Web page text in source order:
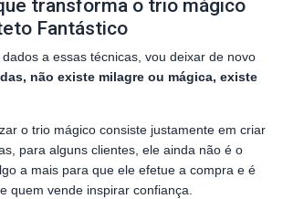
transforma o trio mágico
Fantástico
a essas técnicas, vou deixar de novo
não existe milagre ou mágica, existe
o trio mágico consiste justamente em criar
para alguns clientes, ele ainda não é o
a mais para que ele efetue a compra e é
quem vende inspirar confiança.